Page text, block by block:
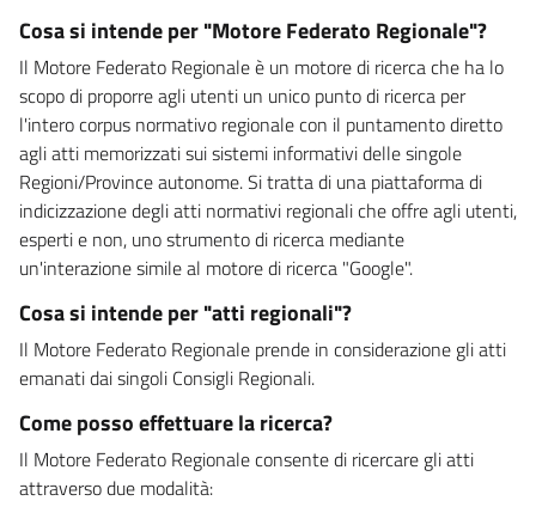
Cosa si intende per "Motore Federato Regionale"?
Il Motore Federato Regionale è un motore di ricerca che ha lo
scopo di proporre agli utenti un unico punto di ricerca per
l'intero corpus normativo regionale con il puntamento diretto
agli atti memorizzati sui sistemi informativi delle singole
Regioni/Province autonome. Si tratta di una piattaforma di
indicizzazione degli atti normativi regionali che offre agli utenti,
esperti e non, uno strumento di ricerca mediante
un'interazione simile al motore di ricerca "Google".
Cosa si intende per "atti regionali"?
Il Motore Federato Regionale prende in considerazione gli atti
emanati dai singoli Consigli Regionali.
Come posso effettuare la ricerca?
Il Motore Federato Regionale consente di ricercare gli atti
attraverso due modalità: